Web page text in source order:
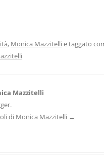
vi
di
, Monica Mazzitellie taggato
Mazzitelli
di Monica Mazzitelli →